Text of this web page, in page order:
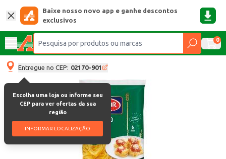
Baixe nosso novo app e ganhe descontos
exclusivos
0
Entregue no CEP: 02170-901
Escolha uma loja ou informe seu
CEP para ver ofertas da sua
região
INFORMAR LOCALIZAÇÃO